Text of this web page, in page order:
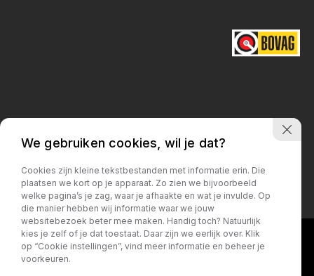
We gebruiken cookies, wil je dat?
Cookies zijn kleine tekstbestanden met informatie erin. Die
plaatsen we kort op je apparaat. Zo zien we bijvoorbeeld
welke pagina’s je zag, waar je afhaakte en wat je invulde. Op
die manier hebben wij informatie waar we jouw
websitebezoek beter mee maken. Handig toch? Natuurlijk
kies je zelf of je dat toestaat. Daar zijn we eerlijk over. Klik
op “Cookie instellingen”, vind meer informatie en beheer je
voorkeuren.